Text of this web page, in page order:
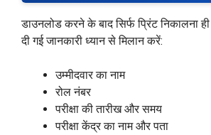
डाउनलोड करने के बाद सिर्फ प्रिंट निकालना
दी गई जानकारी ध्यान से मिलान करें:
उम्मीदवार का नाम
रोल नंबर
परीक्षा की तारीख और समय
परीक्षा केंद्र का नाम और पता